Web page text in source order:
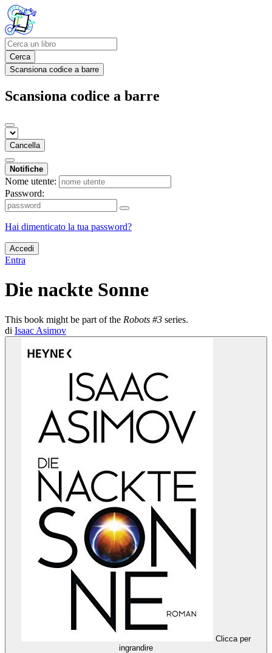
Cerca
Scansiona codice a barre
Scansiona codice a barre
Cancella
Notifiche
Nome utente:
Password:
Hai dimenticato la tua password?
Accedi
Entra
Die nackte Sonne
This book might be part of the Robots #3 series.
di Isaac Asimov
Clicca per
ingrandire